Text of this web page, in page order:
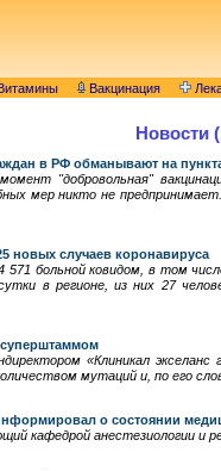
Вакцинация
Новости
в РФ обманывают на
"добровольная"
мер никто не
новых случаев коронавируса
571 больной ковидом, в том
в регионе, из них 27
«Клиникал
мутаций и, по его
о состоянии
кафедрой анестезиологии и